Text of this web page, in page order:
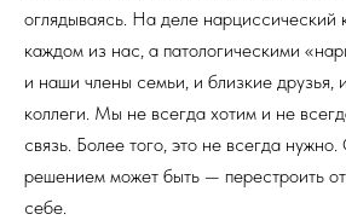
оглядываясь. На деле нарциссический
каждом из нас, а патологическими
и наши члены семьи, и близкие друзья,
коллеги. Мы не всегда хотим и не
связь. Более того, это не всегда
решением может быть — перестроить
себе.